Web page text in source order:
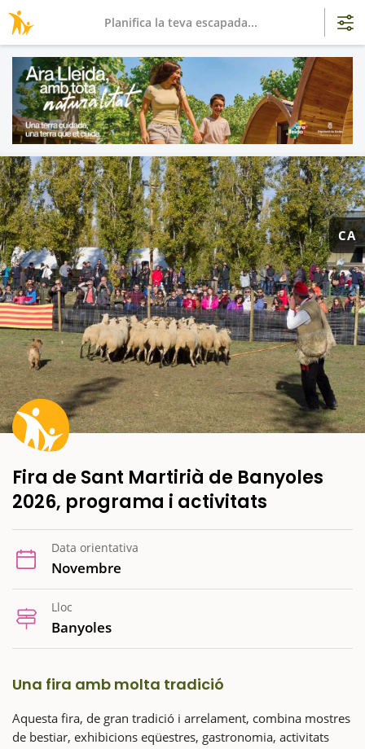
CA
Fira de Sant Martirià de Banyoles
2026, programa i activitats
Data orientativa
Novembre
Lloc
Banyoles
Una fira amb molta tradició
Aquesta fira, de gran tradició i arrelament, combina mostres
de bestiar, exhibicions eqüestres, gastronomia, activitats
Planifica la teva escapada...